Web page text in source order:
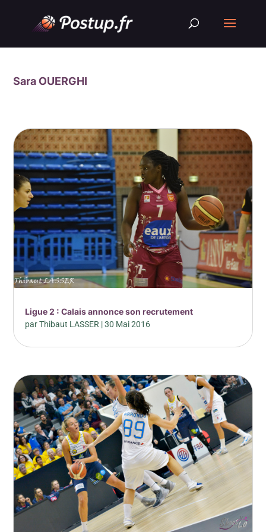
Sara OUERGHI
Ligue 2 : Calais annonce son recrutement
parThibaut LASSER |30 Mai 2016